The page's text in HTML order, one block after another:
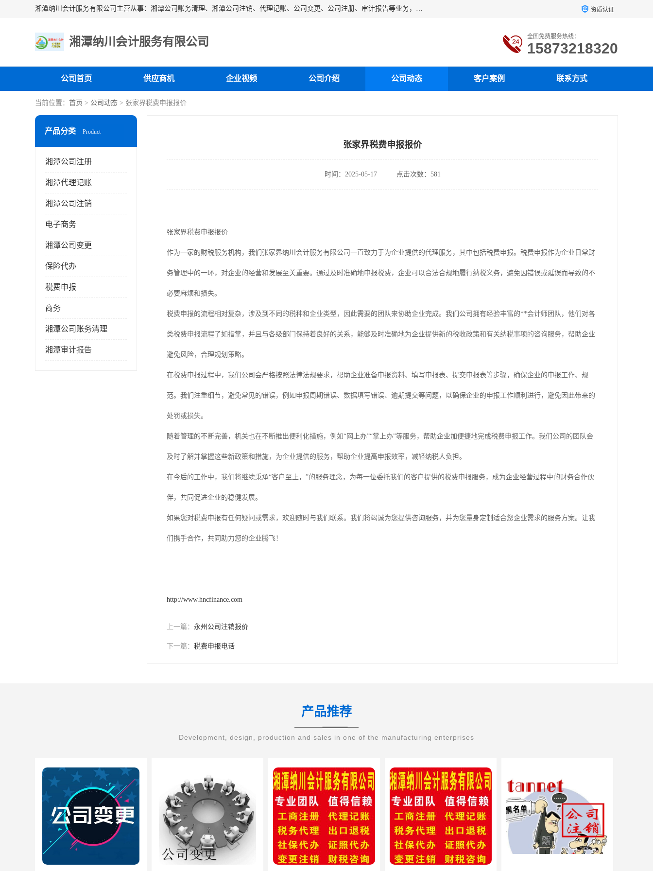
湘潭纳川会计服务有限公司主营从事：湘潭公司账务清理、湘潭公司注销、代理记账、公司变更、公司注册、审计报告等业务，公司设立有专门的代理注册部门，现有工商代办专员，部门经理从事工商代办多年，对各地区公司注册、公司变更、进出口业务等流程以及各行业公司注册、变更所需注意的细节都非常熟悉。 资质认证
湘潭纳川会计服务有限公司 全国免费服务热线：
15873218320
公司首页 供应商机 企业视频 公司介绍 公司动态 客户案例 联系方式
当前位置： 首页 > 公司动态 > 张家界税费申报报价
产品分类 Product
湘潭公司注册
湘潭代理记账
湘潭公司注销
电子商务
湘潭公司变更
保险代办
税费申报
商务
湘潭公司账务清理
湘潭审计报告
张家界税费申报报价
时间：2025-05-17 点击次数：581
张家界税费申报报价
作为一家的财税服务机构，我们张家界纳川会计服务有限公司一直致力于为企业提供的代理服务，其中包括税费申报。税费申报作为企业日常财
务管理中的一环，对企业的经营和发展至关重要。通过及时准确地申报税费，企业可以合法合规地履行纳税义务，避免因错误或延误而导致的不
必要麻烦和损失。
税费申报的流程相对复杂，涉及到不同的税种和企业类型，因此需要的团队来协助企业完成。我们公司拥有经验丰富的**会计师团队，他们对各
类税费申报流程了如指掌，并且与各级部门保持着良好的关系，能够及时准确地为企业提供新的税收政策和有关纳税事项的咨询服务，帮助企业
避免风险，合理规划策略。
在税费申报过程中，我们公司会严格按照法律法规要求，帮助企业准备申报资料、填写申报表、提交申报表等步骤，确保企业的申报工作、规
范。我们注重细节，避免常见的错误，例如申报周期错误、数据填写错误、逾期提交等问题，以确保企业的申报工作顺利进行，避免因此带来的
处罚或损失。
随着管理的不断完善，机关也在不断推出便利化措施，例如“网上办”“掌上办”等服务，帮助企业加便捷地完成税费申报工作。我们公司的团队会
及时了解并掌握这些新政策和措施，为企业提供的服务，帮助企业提高申报效率，减轻纳税人负担。
在今后的工作中，我们将继续秉承“客户至上，”的服务理念，为每一位委托我们的客户提供的税费申报服务，成为企业经营过程中的财务合作伙
伴，共同促进企业的稳健发展。
如果您对税费申报有任何疑问或需求，欢迎随时与我们联系。我们将竭诚为您提供咨询服务，并为您量身定制适合您企业需求的服务方案。让我
们携手合作，共同助力您的企业腾飞！
http://www.hncfinance.com
上一篇： 永州公司注销报价
下一篇： 税费申报电话
产品推荐
Development, design, production and sales in one of the manufacturing enterprises